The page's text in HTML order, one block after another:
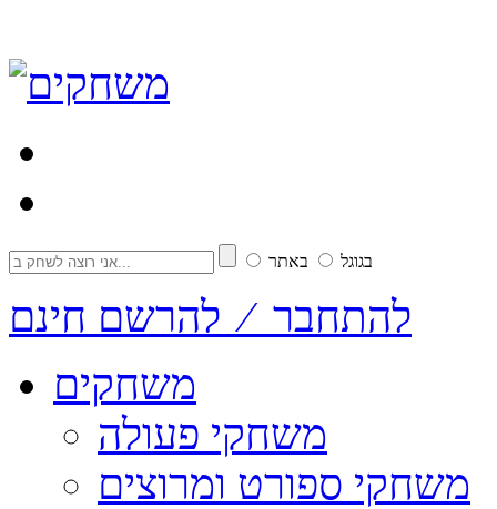
בגוגל באתר
להתחבר ⁄ להרשם חינם
משחקים
משחקי פעולה
משחקי ספורט ומרוצים